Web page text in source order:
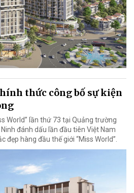
thức công bố sự kiện
World” lần thứ 73 tại Quảng trường
đánh dấu lần đầu tiên Việt Nam
đẹp hàng đầu thế giới “Miss World”.